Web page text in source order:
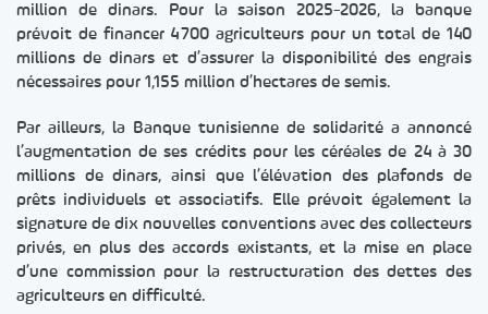
million de dinars. Pour la saison 2025-2026, la banque
prévoit de financer 4 700 agriculteurs pour un total de 140
millions de dinars et d’assurer la disponibilité des engrais
nécessaires pour 1,155 million d’hectares de semis.
Par ailleurs, la Banque tunisienne de solidarité a annoncé
l’augmentation de ses crédits pour les céréales de 24 à 30
millions de dinars, ainsi que l’élévation des plafonds de
prêts individuels et associatifs. Elle prévoit également la
signature de dix nouvelles conventions avec des collecteurs
privés, en plus des accords existants, et la mise en place
d’une commission pour la restructuration des dettes des
agriculteurs en difficulté.